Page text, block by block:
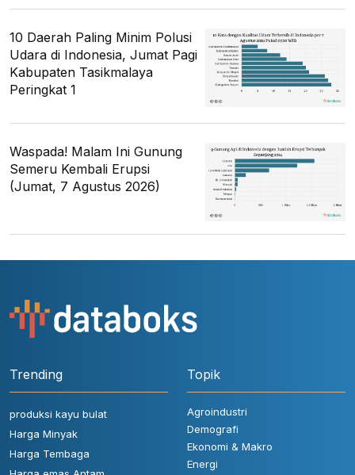
10 Daerah Paling Minim Polusi
Udara di Indonesia, Jumat Pagi
Kabupaten Tasikmalaya
Peringkat 1
Waspada! Malam Ini Gunung
Semeru Kembali Erupsi
(Jumat, 7 Agustus 2026)
Trending
produksi kayu bulat
Harga Minyak
Harga Tembaga
Topik
Agroindustri
Demografi
Ekonomi & Makro
Energi